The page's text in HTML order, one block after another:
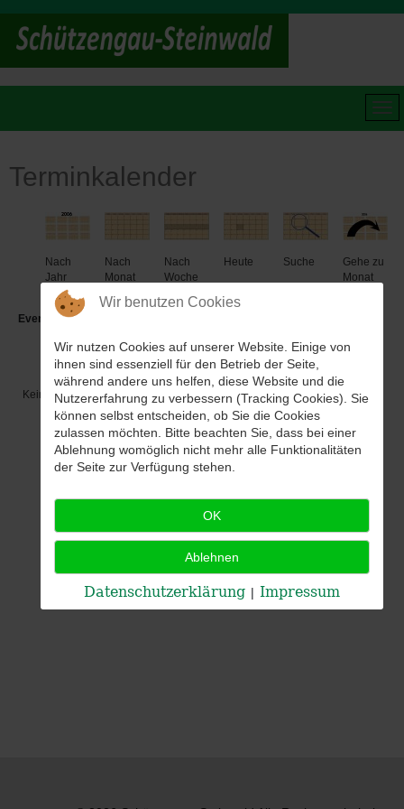
Terminkalender
Nach
Jahr
Nach
Monat
Nach
Woche
Heute Suche
Gehe zu
Monat
Events für
Mittwoch, 06. September 2023
Keine Termine
Wir benutzen Cookies
Wir nutzen Cookies auf unserer Website. Einige von
ihnen sind essenziell für den Betrieb der Seite,
während andere uns helfen, diese Website und die
Nutzererfahrung zu verbessern (Tracking Cookies). Sie
können selbst entscheiden, ob Sie die Cookies
zulassen möchten. Bitte beachten Sie, dass bei einer
Ablehnung womöglich nicht mehr alle Funktionalitäten
der Seite zur Verfügung stehen.
OK
Ablehnen
Datenschutzerklärung | Impressum